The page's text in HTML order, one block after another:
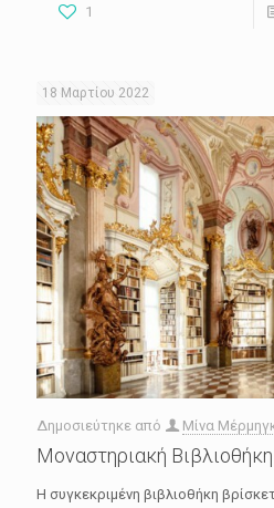
1
18 Μαρτίου 2022
Δημοσιεύτηκε από Μίνα
Μοναστηριακή
Η συγκεκριμένη βιβλιοθήκη